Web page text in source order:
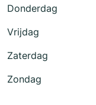
Donderdag
Vrijdag
Zaterdag
Zondag